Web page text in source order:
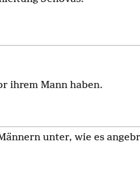
ihrem Mann haben.
unter, wie es